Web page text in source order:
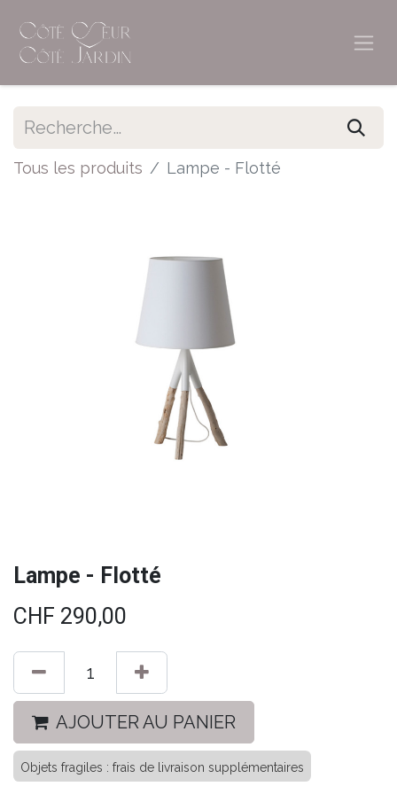
Tous les produits Lampe - Flotté
Lampe - Flotté
CHF 290,00
AJOUTER AU PANIER
Objets fragiles : frais de livraison supplémentaires